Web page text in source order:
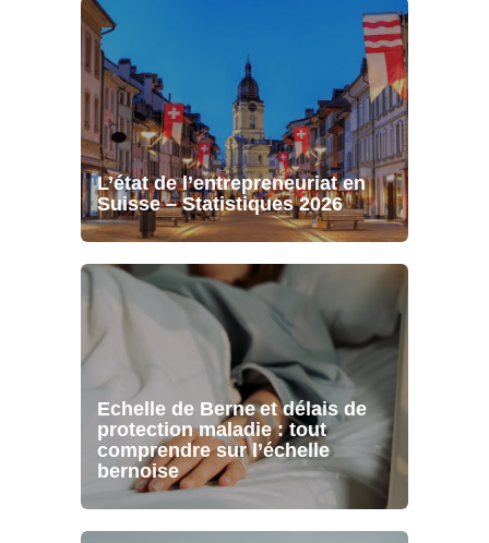
L’état de l’entrepreneuriat en
Suisse – Statistiques 2026
Echelle de Berne et délais de
protection maladie : tout
comprendre sur l’échelle
bernoise